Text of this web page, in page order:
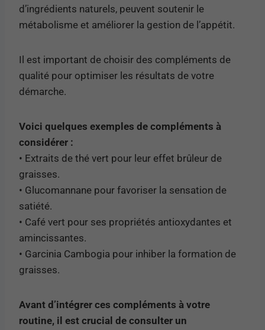
d’ingrédients naturels, peuvent soutenir le
métabolisme et améliorer la gestion de l’appétit.
Il est important de choisir des compléments de
qualité pour optimiser les résultats de votre
démarche.
Voici quelques exemples de compléments à
considérer :
• Extraits de thé vert pour leur effet brûleur de
graisses.
• Glucomannane pour favoriser la sensation de
satiété.
• Café vert pour ses propriétés antioxydantes et
amincissantes.
• Garcinia Cambogia pour inhiber la formation de
graisses.
Avant d’intégrer ces compléments à votre
routine, il est crucial de consulter un